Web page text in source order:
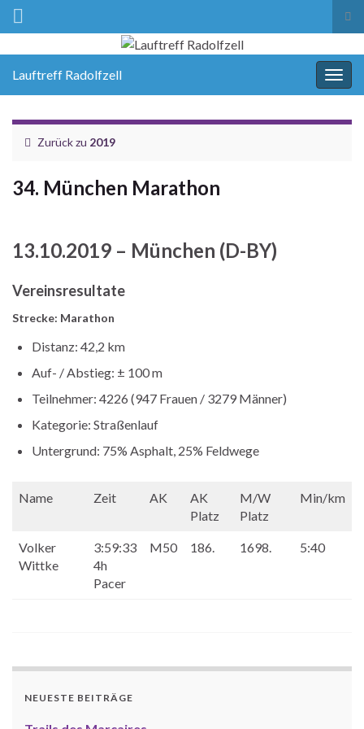
Lauftreff Radolfzell
Zurück zu 2019
34. München Marathon
13.10.2019 – München (D-BY)
Vereinsresultate
Strecke: Marathon
Distanz: 42,2 km
Auf- / Abstieg: ± 100 m
Teilnehmer: 4226 (947 Frauen / 3279 Männer)
Kategorie: Straßenlauf
Untergrund: 75% Asphalt, 25% Feldwege
Name Zeit AK
AK
Platz
M/W
Platz
Min/km
Volker
Wittke
3:59:33
4h
Pacer
M50 186. 1698. 5:40
NEUESTE BEITRÄGE